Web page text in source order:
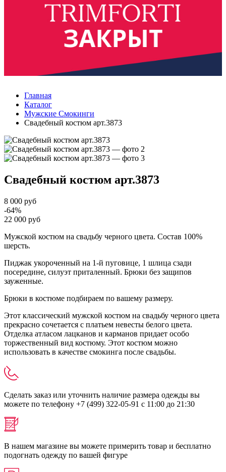
Главная
Каталог
Мужские Смокинги
Свадебный костюм арт.3873
Свадебный костюм арт.3873
8 000 руб
-64%
22 000 руб
Мужской костюм на свадьбу черного цвета. Состав 100%
шерсть.
Пиджак укороченный на 1-й пуговице, 1 шлица сзади
посередине, силуэт приталенный. Брюки без защипов
зауженные.
Брюки в костюме подбираем по вашему размеру.
Этот классический мужской костюм на свадьбу черного цвета
прекрасно сочетается с платьем невесты белого цвета.
Отделка атласом лацканов и карманов придает особо
торжественный вид костюму. Этот костюм можно
использовать в качестве смокинга после свадьбы.
Сделать заказ или уточнить наличие размера одежды вы
можете по телефону +7 (499) 322-05-91 с 11:00 до 21:30
В нашем магазине вы можете примерить товар и бесплатно
подогнать одежду по вашей фигуре